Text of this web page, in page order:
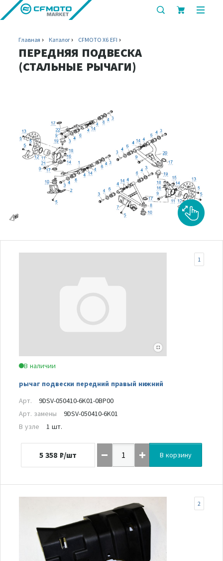
показать
Главная Каталог CFMOTO X6 EFI
ПЕРЕДНЯЯ ПОДВЕСКА
(СТАЛЬНЫЕ РЫЧАГИ)
В наличии
рычаг подвески передний правый нижний
1
Арт.
9DSV-050410-6K01-0BP00
Арт. замены
9DSV-050410-6K01
В узле
1 шт.
5 358 ₽/шт В корзину
2